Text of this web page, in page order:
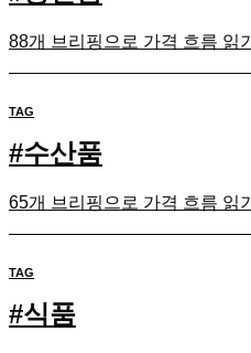
88개 브리핑으로 가격 흐름 읽기
TAG
#수산품
65개 브리핑으로 가격 흐름 읽기
TAG
#식품